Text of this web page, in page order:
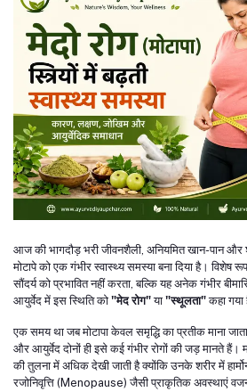
आज की भागदौड़ भरी जीवनशैली, अनियमित खान-पान और
मोटापे को एक गंभीर स्वास्थ्य समस्या बना दिया है। विशेष
सौंदर्य को प्रभावित नहीं करता, बल्कि यह अनेक गंभीर
आयुर्वेद में इस स्थिति को "मेद रोग"या "स्थूलता"कहा गया
एक समय था जब मोटापा केवल समृद्धि का प्रतीक माना
और आयुर्वेद दोनों ही इसे कई गंभीर रोगों की जड़ मानते हैं।
की तुलना में अधिक देखी जाती है क्योंकि उनके शरीर में
रजोनिवृत्ति (Menopause) जैसी प्राकृतिक अवस्थाएं वजन